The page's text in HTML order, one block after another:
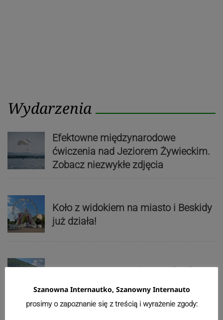
Wydarzenia
Efektowne międzynarodowe
ćwiczenia nad Jeziorem Żywieckim.
Zobacz niezwykłe zdjęcia
Koło z widokiem na miasto i Beskidy
już działa!
Uwaga, wypoczywający nad Sołą!
Będzie zrzut wody w rzece
Szanowna Internautko, Szanowny Internauto
prosimy o zapoznanie się z treścią i wyrażenie zgody: